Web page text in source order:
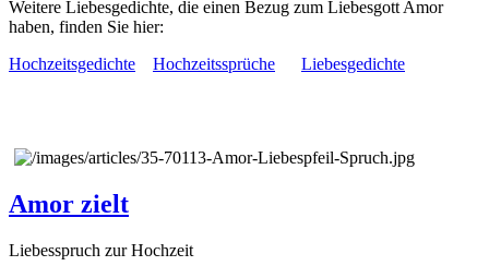
Weitere Liebesgedichte, die einen Bezug zum Liebesgott Amor
haben, finden Sie hier:
Hochzeitsgedichte
Hochzeitssprüche Liebesgedichte
Amor zielt
Liebesspruch zur Hochzeit